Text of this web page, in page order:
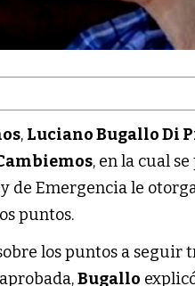
, Luciano Bugallo Di
, en la cual
de Emergencia le
puntos.
los puntos a seguir
Bugallo